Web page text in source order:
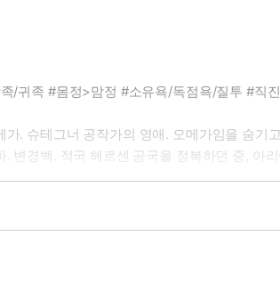
/귀족 #몸정>맘정 #소유욕/독점욕/질투 #직
. 슈테그너 공작가의 영애. 오메가임을 숨기
변경백. 적국 헤르센 공국을 정복하던 중, 아